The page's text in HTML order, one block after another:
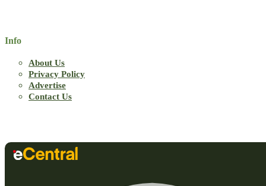
Info
About Us
Privacy Policy
Advertise
Contact Us